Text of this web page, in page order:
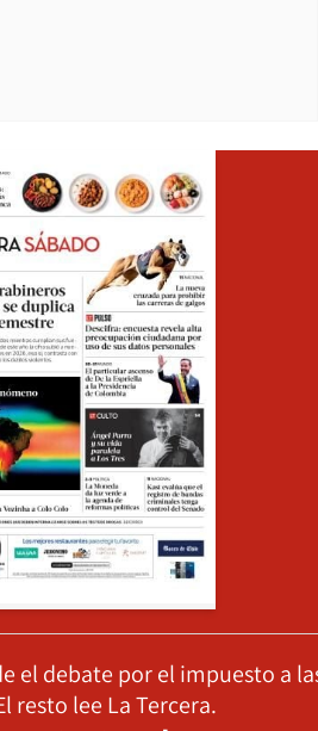
el debate por el impuesto a
resto lee La Tercera.